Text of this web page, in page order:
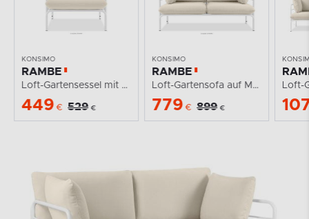
KONSIMO
RAMBE
Loft-Gartensessel mit Metallbeinen weiß/cremeweiß
449 € 529 €
KONSIMO
RAMBE
Loft-Gartensofa auf Metallfüßen weiß/cremefarben
779 € 899 €